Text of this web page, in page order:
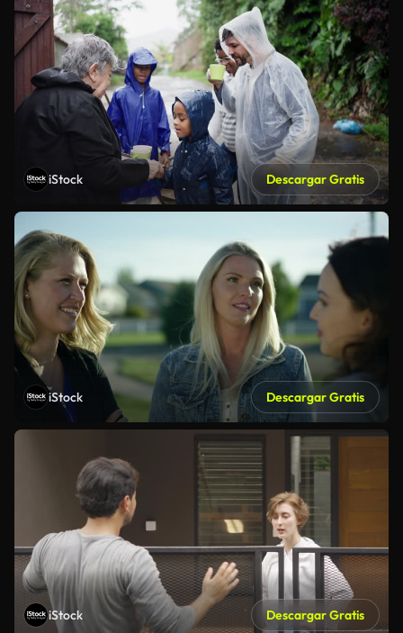
iStock Descargar Gratis
iStock Descargar Gratis
iStock Descargar Gratis